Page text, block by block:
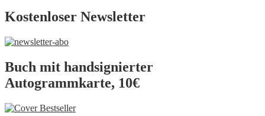
Kostenloser Newsletter
Buch mit handsignierter
Autogrammkarte, 10€